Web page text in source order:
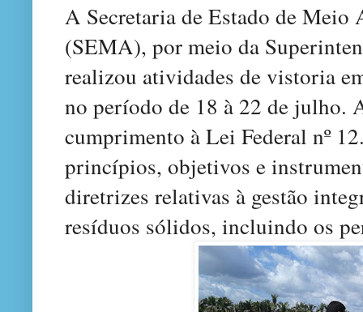
A Secretaria de Estado de Meio
(SEMA), por meio da
realizou atividades de vistoria
no período de 18 à 22 de julho.
cumprimento à Lei Federal nº
princípios, objetivos e
diretrizes relativas à gestão
resíduos sólidos, incluindo os